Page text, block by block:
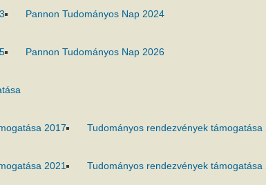
Pannon Tudományos Nap 2024
Pannon Tudományos Nap 2026
2017 Tudományos rendezvények támogatása
2021 Tudományos rendezvények támogatása